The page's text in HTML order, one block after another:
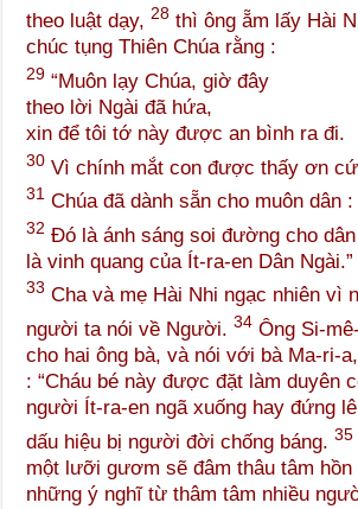
theo luật dạy,28 thì ông ẵm lấy Hài
chúc tụng Thiên Chúa rằng :
29 “Muôn lạy Chúa, giờ đây
theo lời Ngài đã hứa,
xin để tôi tớ này được an bình ra đi.
30 Vì chính mắt con được thấy ơn
31 Chúa đã dành sẵn cho muôn dân :
32 Đó là ánh sáng soi đường cho
là vinh quang của Ít-ra-en Dân Ngài.”
33 Cha và mẹ Hài Nhi ngạc nhiên vì
người ta nói về Người.34 Ông Si-
cho hai ông bà, và nói với bà Ma-ri-
: “Cháu bé này được đặt làm duyên
người Ít-ra-en ngã xuống hay đứng
dấu hiệu bị người đời chống báng.35
một lưỡi gươm sẽ đâm thâu tâm hồn
những ý nghĩ từ thâm tâm nhiều